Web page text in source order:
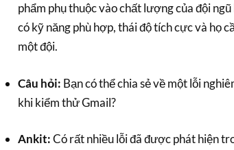
phẩm phụ thuộc vào chất lượng của đội
có kỹ năng phù hợp, thái độ tích cực và họ
một đội.
Câu hỏi: Bạn có thể chia sẻ về một lỗi
khi kiểm thử Gmail?
Ankit:Có rất nhiều lỗi đã được phát hiện